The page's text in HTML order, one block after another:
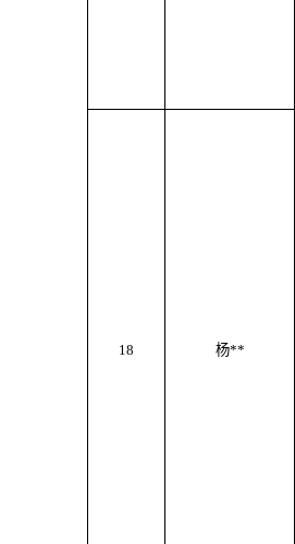
18 杨**